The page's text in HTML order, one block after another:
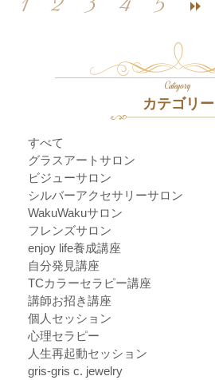
Category
カテゴリー
すべて
グラスアートサロン
ビジューサロン
シルバーアクセサリーサロン
WakuWakuサロン
フレンズサロン
enjoy life養成講座
自分発見講座
TCカラーセラピー講座
講師お招き講座
個人セッション
心理セラピー
人生再起動セッション
gris-gris c. jewelry